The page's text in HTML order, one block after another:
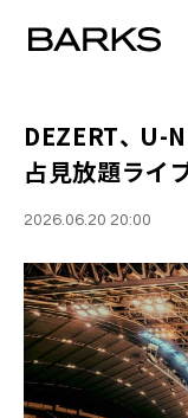
DEZERT、 U-
占見放題ライ
2026.06.20 20:00